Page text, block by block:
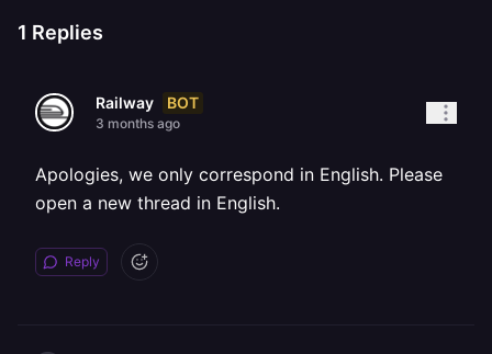
1 Replies
Railway BOT
3 months ago
Apologies, we only correspond in English. Please
open a new thread in English.
Reply